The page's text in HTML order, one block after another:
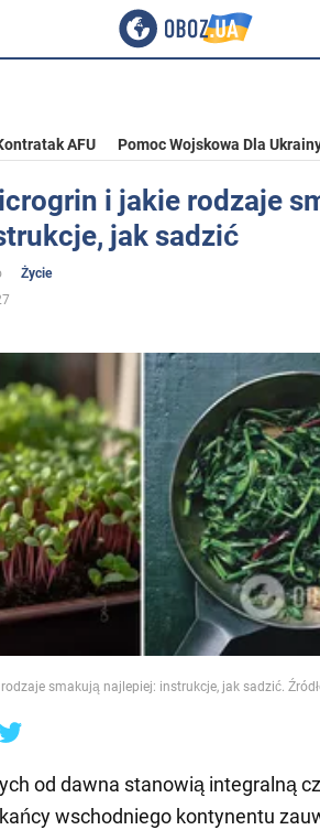
AFU Pomoc Wojskowa Dla
i jakie rodzaje
jak sadzić
Życie
smakują najlepiej: instrukcje, jak sadzić.
od dawna stanowią integralną
wschodniego kontynentu